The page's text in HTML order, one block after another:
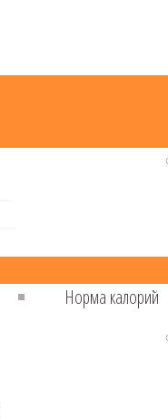
Норма калорий